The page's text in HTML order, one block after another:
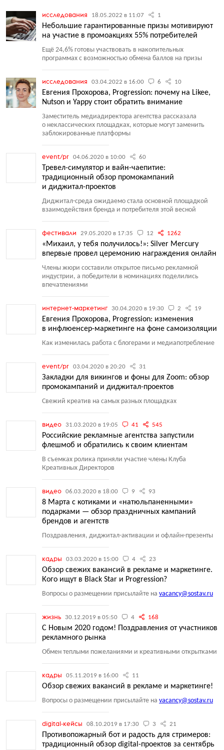
исследования 18.05.2022 в 11:07 1
Небольшие гарантированные призы мотивируют
на участие в промоакциях 55% потребителей
Ещё 24,6% готовы участвовать в накопительных
программах с возможностью обмена баллов на призы
исследования 03.04.2022 в 16:00 6 10
Евгения Прохорова, Progression: почему на Likee,
Nutson и Yappy стоит обратить внимание
Заместитель медиадиректора агентства рассказала
о неклассических площадках, которые могут заменить
заблокированные платформы
event/pr 04.06.2020 в 10:00 60
Тревел-симулятор и вайн-чаепитие:
традиционный обзор промокампаний
и диджитал-проектов
Диджитал-среда ожидаемо стала основной площадкой
взаимодействия бренда и потребителя этой весной
фестивали 29.05.2020 в 17:35 12 1262
«Михаил, у тебя получилось!»: Silver Mercury
впервые провел церемонию награждения онлайн
Члены жюри составили открытое письмо рекламной
индустрии, а победители в номинациях поделились
впечатлениями
интернет-маркетинг 30.04.2020 в 19:30 2 19
Евгения Прохорова, Progression: изменения
в инфлюенсер-маркетинге на фоне самоизоляции
Как изменилась работа с блогерами и медиапотребление
event/pr 03.04.2020 в 20:20 31
Закладки для викингов и фоны для Zoom: обзор
промокампаний и диджитал-проектов
Свежий креатив на самых разных площадках
видео 31.03.2020 в 19:05 41 545
Российские рекламные агентства запустили
флешмоб и обратились к своим клиентам
В съемках ролика приняли участие члены Клуба
Креативных Директоров
видео 06.03.2020 в 18:00 9 93
8 Марта с котиками и «натюльпаненными»
подарками — обзор праздничных кампаний
брендов и агентств
Поздравления, диджитал-активации и офлайн-презенты
кадры 03.03.2020 в 15:00 4 23
Обзор свежих вакансий в рекламе и маркетинге.
Кого ищут в Black Star и Progression?
Вопросы о размещении присылайте на vacancy@sostav.ru
жизнь 30.12.2019 в 05:50 4 168
С Новым 2020 годом! Поздравления от участников
рекламного рынка
Обмен теплыми пожеланиями и креативными открытками
кадры 05.11.2019 в 16:00 11
Обзор свежих вакансий в рекламе и маркетинге!
Вопросы о размещении присылайте на vacancy@sostav.ru
digital-кейсы 08.10.2019 в 17:30 3 21
Противопожарный бот и радость для стримеров:
традиционный обзор digital-проектов за сентябрь